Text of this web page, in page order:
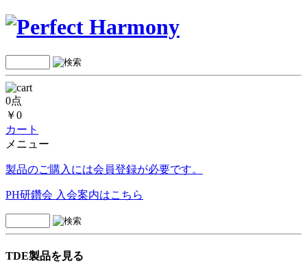
0点
￥0
カート
メニュー
製品のご購入には会員登録が必要です。
PH研鑽会 入会案内はこちら
TDE製品を見る